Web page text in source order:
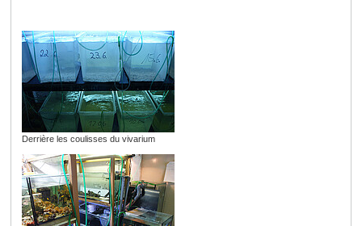
Derrière les coulisses du vivarium